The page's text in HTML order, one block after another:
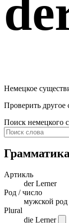
Немецкое
Проверить другое
Поиск немецкого
Артикль
derLerner
Род / число
мужской род
Plural
die Lerner